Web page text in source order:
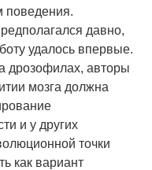
поведения.
давно,
удалось впервые.
дрозофилах, авторы
мозга должна
и у других
точки
как вариант